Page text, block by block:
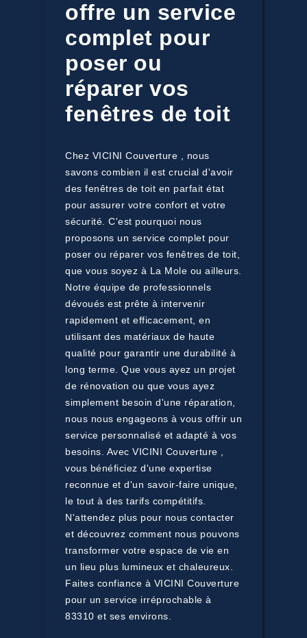
offre un service
complet pour
poser ou
réparer vos
fenêtres de toit
Chez VICINI Couverture , nous
savons combien il est crucial d'avoir
des fenêtres de toit en parfait état
pour assurer votre confort et votre
sécurité. C'est pourquoi nous
proposons un service complet pour
poser ou réparer vos fenêtres de toit,
que vous soyez à La Mole ou ailleurs.
Notre équipe de professionnels
dévoués est prête à intervenir
rapidement et efficacement, en
utilisant des matériaux de haute
qualité pour garantir une durabilité à
long terme. Que vous ayez un projet
de rénovation ou que vous ayez
simplement besoin d'une réparation,
nous nous engageons à vous offrir un
service personnalisé et adapté à vos
besoins. Avec VICINI Couverture ,
vous bénéficiez d'une expertise
reconnue et d'un savoir-faire unique,
le tout à des tarifs compétitifs.
N'attendez plus pour nous contacter
et découvrez comment nous pouvons
transformer votre espace de vie en
un lieu plus lumineux et chaleureux.
Faites confiance à VICINI Couverture
pour un service irréprochable à
83310 et ses environs.